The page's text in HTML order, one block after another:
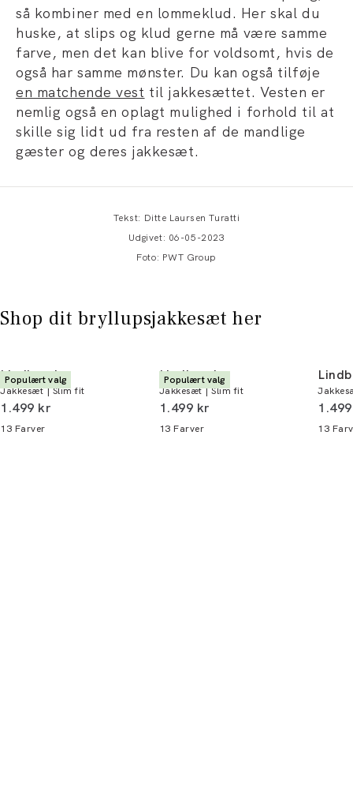
så kombiner med en lommeklud. Her skal du
huske, at slips og klud gerne må være samme
farve, men det kan blive for voldsomt, hvis de
også har samme mønster. Du kan også tilføje
en matchende vest til jakkesættet. Vesten er
nemlig også en oplagt mulighed i forhold til at
skille sig lidt ud fra resten af de mandlige
gæster og deres jakkesæt.
Tekst: Ditte Laursen Turatti
Udgivet: 06-05-2023
Foto: PWT Group
Shop dit bryllupsjakkesæt her
Populært valg
Lindbergh
Jakkesæt | Slim fit
I alt (inkl. rabat)
1.499 kr
13 Farver
Populært valg
Lindbergh
Jakkesæt | Slim fit
I alt (inkl. rabat)
1.499 kr
13 Farver
I alt
13